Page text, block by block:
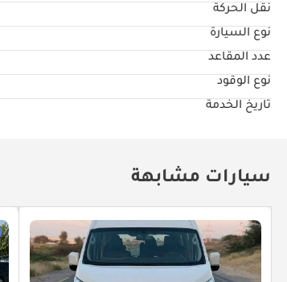
نقل الحركة
نوع السيارة
عدد المقاعد
نوع الوقود
تاريخ الخدمة
سيارات مشابهة